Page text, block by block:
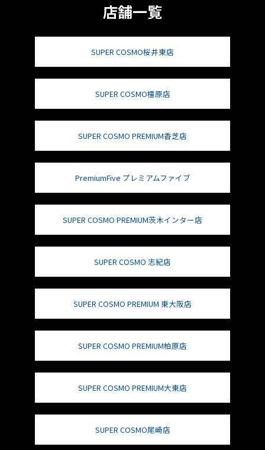
店舗一覧
SUPER COSMO桜井東店
SUPER COSMO橿原店
SUPER COSMO PREMIUM香芝店
PremiumFive プレミアムファイブ
SUPER COSMO PREMIUM茨木インター店
SUPER COSMO 志紀店
SUPER COSMO PREMIUM 東大阪店
SUPER COSMO PREMIUM柏原店
SUPER COSMO PREMIUM大東店
SUPER COSMO尾崎店